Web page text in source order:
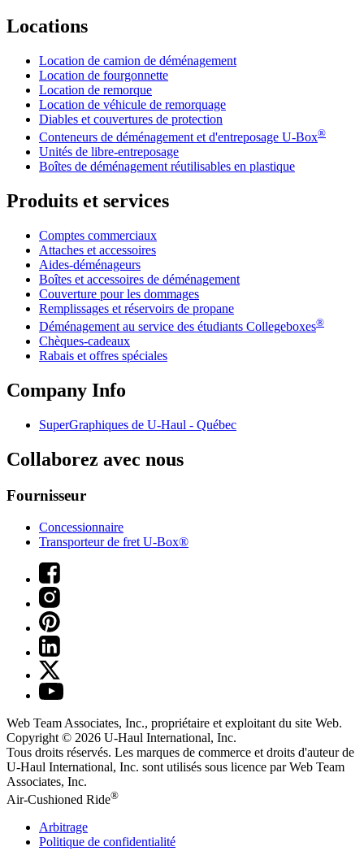
Locations
Location de camion de déménagement
Location de fourgonnette
Location de remorque
Location de véhicule de remorquage
Diables et couvertures de protection
Conteneurs de déménagement et d'entreposage U-Box®
Unités de libre-entreposage
Boîtes de déménagement réutilisables en plastique
Produits et services
Comptes commerciaux
Attaches et accessoires
Aides-déménageurs
Boîtes et accessoires de déménagement
Couverture pour les dommages
Remplissages et réservoirs de propane
Déménagement au service des étudiants Collegeboxes®
Chèques-cadeaux
Rabais et offres spéciales
Company Info
SuperGraphiques de U-Haul - Québec
Collaborez avec nous
Fournisseur
Concessionnaire
Transporteur de fret U-Box®
Web Team Associates, Inc., propriétaire et exploitant du site Web.
Copyright © 2026 U-Haul International, Inc.
Tous droits réservés. Les marques de commerce et droits d'auteur de
U-Haul International, Inc. sont utilisés sous licence par Web Team
Associates, Inc.
Air-Cushioned Ride®
Arbitrage
Politique de confidentialité